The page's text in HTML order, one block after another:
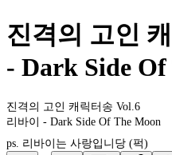
진격의 고인
- Dark Side
진격의 고인 캐릭터송 Vol.6
리바이 - Dark Side Of The Moon
ps. 리바이는 사랑입니당 (퍽)